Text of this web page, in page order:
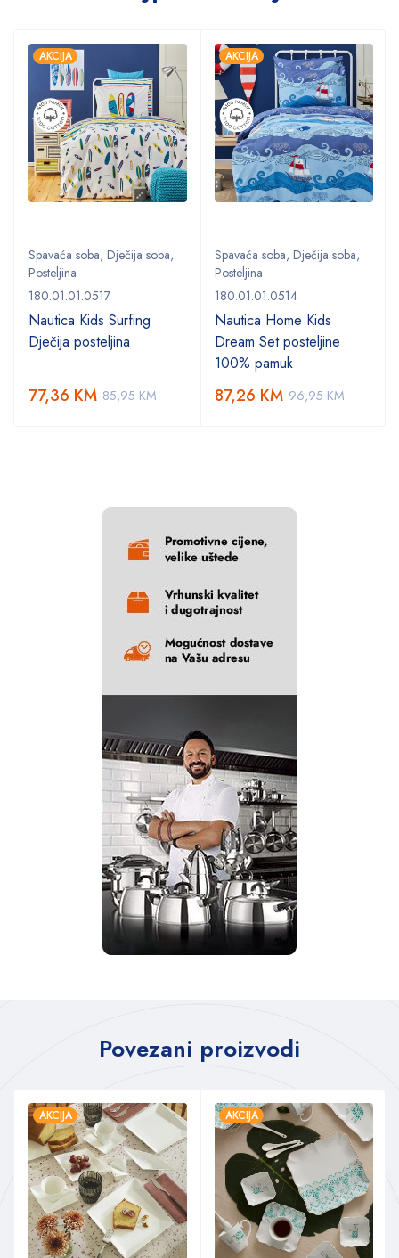
AKCIJA
Spavaća soba, Dječija soba,
Posteljina
180.01.01.0517
Nautica Kids Surfing
Dječija posteljina
85,95KM
77,36 KM
AKCIJA
Spavaća soba, Dječija soba,
Posteljina
180.01.01.0514
Nautica Home Kids
Dream Set posteljine
100% pamuk
96,95KM
87,26 KM
Povezani proizvodi
AKCIJA AKCIJA